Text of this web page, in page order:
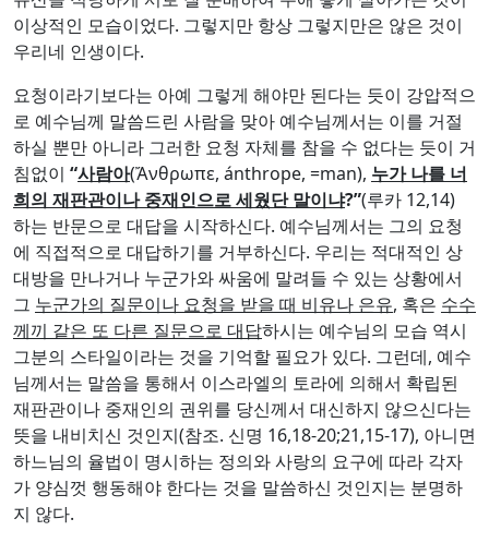
이상적인 모습이었다. 그렇지만 항상 그렇지만은 않은 것이
우리네 인생이다.
요청이라기보다는 아예 그렇게 해야만 된다는 듯이 강압적으
로 예수님께 말씀드린 사람을 맞아 예수님께서는 이를 거절
하실 뿐만 아니라 그러한 요청 자체를 참을 수 없다는 듯이 거
침없이 “사람아(Ἄνθρωπε, ánthrope, =man), 누가 나를 너
희의 재판관이나 중재인으로 세웠단 말이냐?”(루카 12,14)
하는 반문으로 대답을 시작하신다. 예수님께서는 그의 요청
에 직접적으로 대답하기를 거부하신다. 우리는 적대적인 상
대방을 만나거나 누군가와 싸움에 말려들 수 있는 상황에서
그 누군가의 질문이나 요청을 받을 때 비유나 은유, 혹은 수수
께끼 같은 또 다른 질문으로 대답하시는 예수님의 모습 역시
그분의 스타일이라는 것을 기억할 필요가 있다. 그런데, 예수
님께서는 말씀을 통해서 이스라엘의 토라에 의해서 확립된
재판관이나 중재인의 권위를 당신께서 대신하지 않으신다는
뜻을 내비치신 것인지(참조. 신명 16,18-20;21,15-17), 아니면
하느님의 율법이 명시하는 정의와 사랑의 요구에 따라 각자
가 양심껏 행동해야 한다는 것을 말씀하신 것인지는 분명하
지 않다.